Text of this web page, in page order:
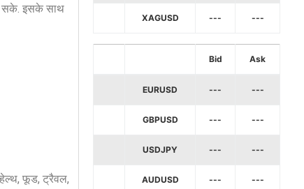
सके. इसके साथ
हेल्थ, फूड, ट्रैवल,
XAGUSD --- ---
Bid Ask
EURUSD --- ---
GBPUSD --- ---
USDJPY --- ---
AUDUSD --- ---